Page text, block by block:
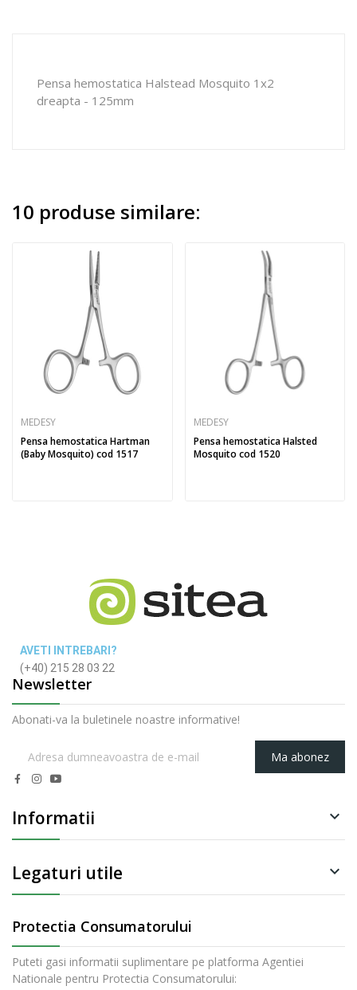
Pensa hemostatica Halstead Mosquito 1x2
dreapta - 125mm
10 produse similare:
MEDESY
Pensa hemostatica Hartman
(Baby Mosquito) cod 1517
MEDESY
Pensa hemostatica Halsted
Mosquito cod 1520
AVETI INTREBARI?
(+40) 215 28 03 22
Newsletter
Abonati-va la buletinele noastre informative!
Ma abonez
Informatii 
Legaturi utile 
Protectia Consumatorului
Puteti gasi informatii suplimentare pe platforma Agentiei
Nationale pentru Protectia Consumatorului: